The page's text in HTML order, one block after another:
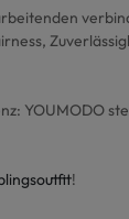
YOUMODO
!